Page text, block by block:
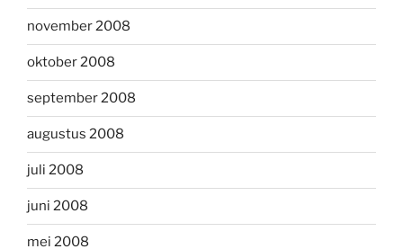
november 2008
oktober 2008
september 2008
augustus 2008
juli 2008
juni 2008
mei 2008